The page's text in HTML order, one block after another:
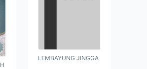
LEMBAYUNG JINGGA